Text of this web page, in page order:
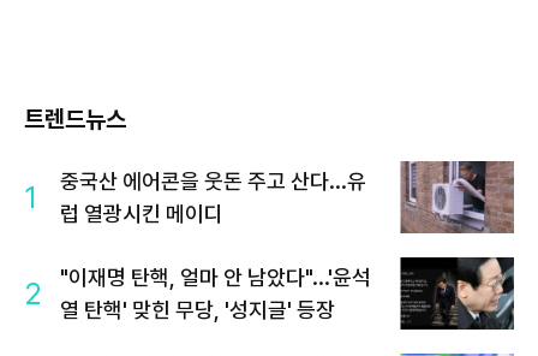
트렌드뉴스
1
중국산 에어콘을 웃돈 주고 산다...유
럽 열광시킨 메이디
2
"이재명 탄핵, 얼마 안 남았다"...'윤석
열 탄핵' 맞힌 무당, '성지글' 등장